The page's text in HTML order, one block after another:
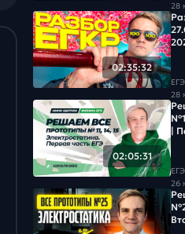
28
02:35:32
28
02:05:31
|
26